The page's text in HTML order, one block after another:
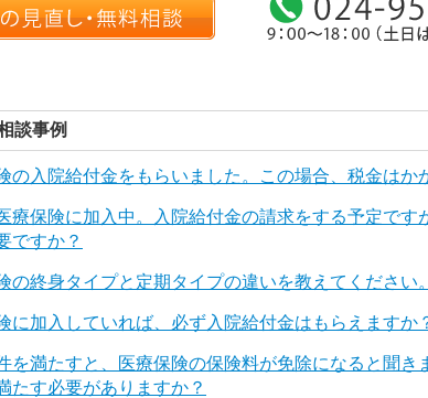
談事例
の入院給付金をもらいました。この場合、税金はか
療保険に加入中。入院給付金の請求をする予定です
ですか？
の終身タイプと定期タイプの違いを教えてください。
に加入していれば、必ず入院給付金はもらえますか
を満たすと、医療保険の保険料が免除になると聞き
たす必要がありますか？